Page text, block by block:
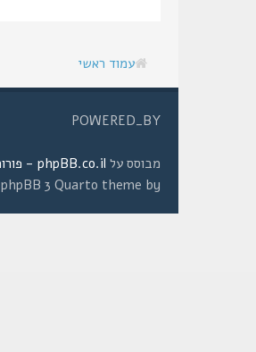
עמוד ראשי
POWERED_BY
מבוסס על phpBB.co.il - פורומים בעברית
phpBB 3 Quarto theme by